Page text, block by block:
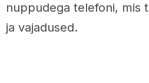
nuppudega telefoni, mis
ja vajadused.